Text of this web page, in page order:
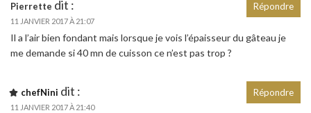
Pierrette dit :
11 JANVIER 2017 À 21:07
Il a l’air bien fondant mais lorsque je vois l’épaisseur du gâteau je
me demande si 40 mn de cuisson ce n’est pas trop ?
Répondre
chefNini dit :
11 JANVIER 2017 À 21:40
Répondre